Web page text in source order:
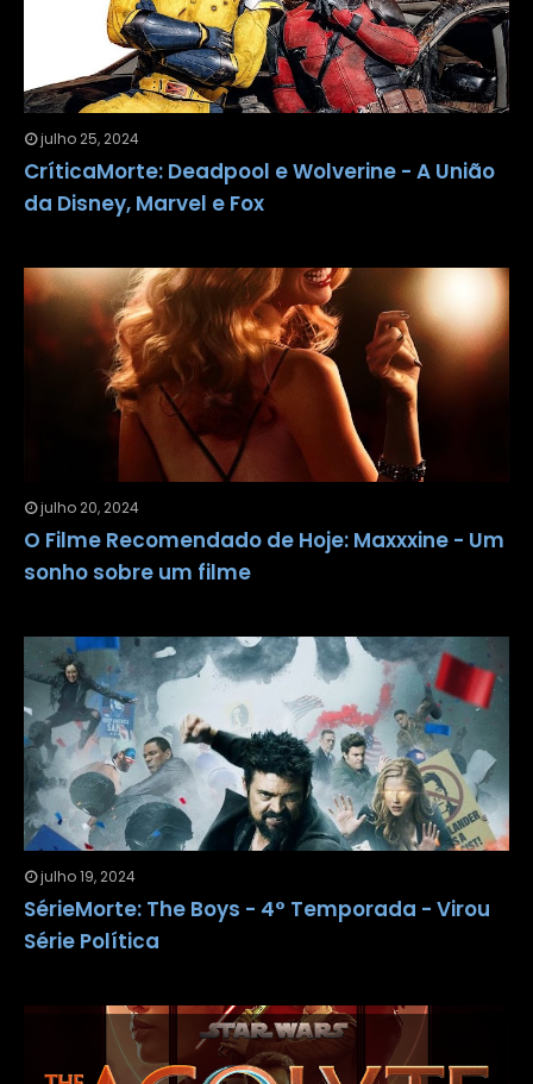
julho 25, 2024
CríticaMorte: Deadpool e Wolverine - A União
da Disney, Marvel e Fox
julho 20, 2024
O Filme Recomendado de Hoje: Maxxxine - Um
sonho sobre um filme
julho 19, 2024
SérieMorte: The Boys - 4° Temporada - Virou
Série Política